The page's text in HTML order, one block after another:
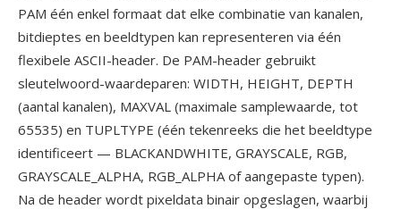
PAM één enkel formaat dat elke combinatie van kanalen,
bitdieptes en beeldtypen kan representeren via één
flexibele ASCII-header. De PAM-header gebruikt
sleutelwoord-waardeparen: WIDTH, HEIGHT, DEPTH
(aantal kanalen), MAXVAL (maximale samplewaarde, tot
65535) en TUPLTYPE (één tekenreeks die het beeldtype
identificeert — BLACKANDWHITE, GRAYSCALE, RGB,
GRAYSCALE_ALPHA, RGB_ALPHA of aangepaste typen).
Na de header wordt pixeldata binair opgeslagen, waarbij